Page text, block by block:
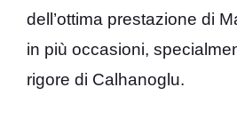
dell’ottima prestazione di
in più occasioni,
rigore di Calhanoglu.